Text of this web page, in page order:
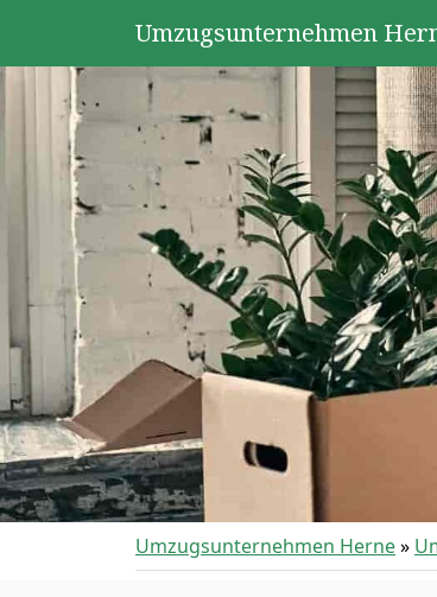
Umzugsunternehmen
Umzugsunternehmen Herne»